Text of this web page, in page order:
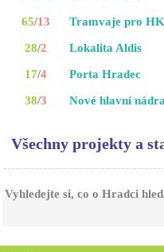
65/13
28/2
17/4
38/3
Tramvaje pro HK
Lokalita Aldis
Porta Hradec
Nové hlavní
Všechny projekty a
Vyhledejte si, co o Hradci